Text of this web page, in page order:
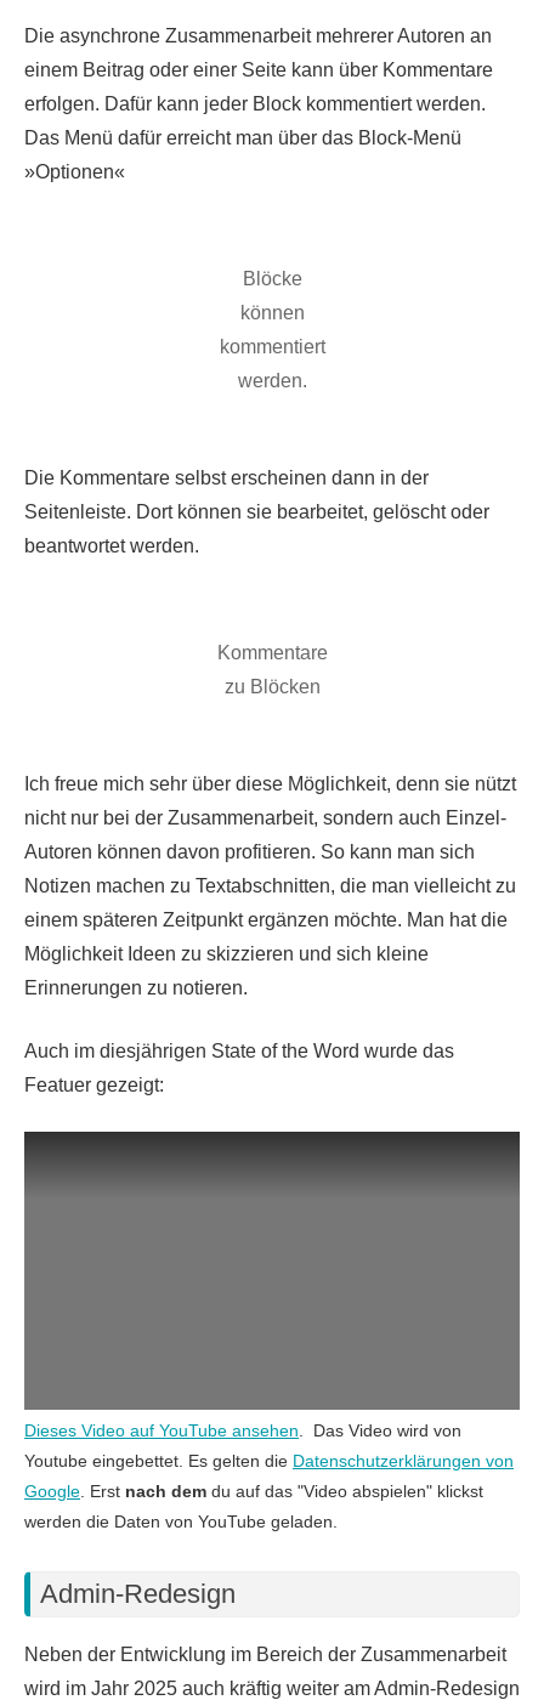
Die asynchrone Zusammenarbeit mehrerer Autoren an
einem Beitrag oder einer Seite kann über Kommentare
erfolgen. Dafür kann jeder Block kommentiert werden.
Das Menü dafür erreicht man über das Block-Menü
»Optionen«
Blöcke
können
kommentiert
werden.
Die Kommentare selbst erscheinen dann in der
Seitenleiste. Dort können sie bearbeitet, gelöscht oder
beantwortet werden.
Kommentare
zu Blöcken
Ich freue mich sehr über diese Möglichkeit, denn sie nützt
nicht nur bei der Zusammenarbeit, sondern auch Einzel-
Autoren können davon profitieren. So kann man sich
Notizen machen zu Textabschnitten, die man vielleicht zu
einem späteren Zeitpunkt ergänzen möchte. Man hat die
Möglichkeit Ideen zu skizzieren und sich kleine
Erinnerungen zu notieren.
Auch im diesjährigen State of the Word wurde das
Featuer gezeigt:
Dieses Video auf YouTube ansehen. Das Video wird von
Youtube eingebettet. Es gelten die Datenschutzerklärungen von
Google. Erst nach dem du auf das "Video abspielen" klickst
werden die Daten von YouTube geladen.
Admin-Redesign
Neben der Entwicklung im Bereich der Zusammenarbeit
wird im Jahr 2025 auch kräftig weiter am Admin-Redesign